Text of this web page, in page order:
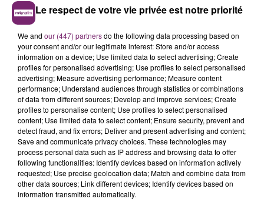
La Bulle - Guinguette éphémère
de Frelinghien !
Le respect de votre vie privée est notre priorité
We and our (447) partnersdo the following data processing based on
your consent and/or our legitimate interest: Store and/or access
information on a device; Use limited data to select advertising; Create
profiles for personalised advertising; Use profiles to select personalised
advertising; Measure advertising performance; Measure content
performance; Understand audiences through statistics or combinations
of data from different sources; Develop and improve services; Create
profiles to personalise content; Use profiles to select personalised
content; Use limited data to select content; Ensure security, prevent and
detect fraud, and fix errors; Deliver and present advertising and content;
Save and communicate privacy choices. These technologies may
process personal data such as IP address and browsing data to offer
following functionalities: Identify devices based on information actively
requested; Use precise geolocation data; Match and combine data from
other data sources; Link different devices; Identify devices based on
information transmitted automatically.